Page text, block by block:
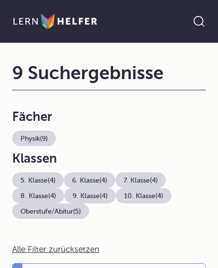
Alle Filter zurücksetzen
9 Suchergebnisse
Fächer
Physik(9)
Klassen
5. Klasse(4) 6. Klasse(4) 7. Klasse(4)
8. Klasse(4) 9. Klasse(4) 10. Klasse(4)
Oberstufe/Abitur(5)